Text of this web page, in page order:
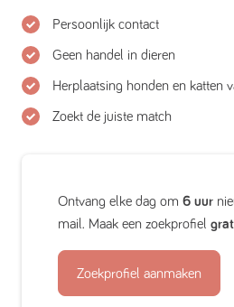
Persoonlijk contact
Geen handel in dieren
Herplaatsing honden en katten
Zoekt de juiste match
Ontvang elke dag om 6 uur
mail. Maak een zoekprofiel
Zoekprofiel aanmaken